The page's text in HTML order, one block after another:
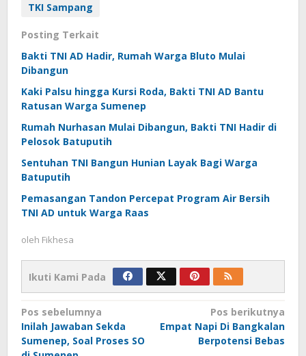
TKI Sampang
Posting Terkait
Bakti TNI AD Hadir, Rumah Warga Bluto Mulai
Dibangun
Kaki Palsu hingga Kursi Roda, Bakti TNI AD Bantu
Ratusan Warga Sumenep
Rumah Nurhasan Mulai Dibangun, Bakti TNI Hadir di
Pelosok Batuputih
Sentuhan TNI Bangun Hunian Layak Bagi Warga
Batuputih
Pemasangan Tandon Percepat Program Air Bersih
TNI AD untuk Warga Raas
oleh Fikhesa
Ikuti Kami Pada
Navigasi
pos
Pos sebelumnya
Inilah Jawaban Sekda
Sumenep, Soal Proses SO
Pos berikutnya
Empat Napi Di Bangkalan
Berpotensi Bebas